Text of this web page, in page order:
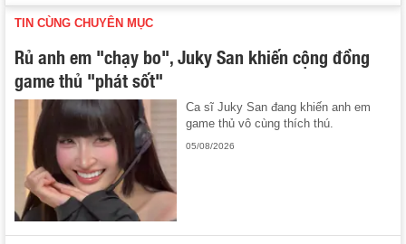
TIN CÙNG CHUYÊN MỤC
Rủ anh em "chạy bo", Juky San khiến cộng đồng
game thủ "phát sốt"
Ca sĩ Juky San đang khiến anh em
game thủ vô cùng thích thú.
05/08/2026